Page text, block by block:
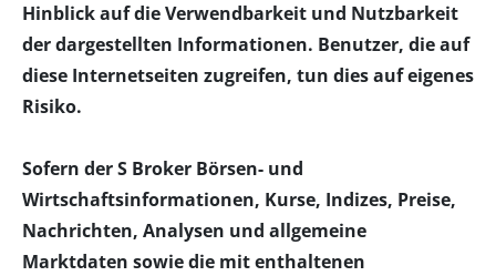
Hinblick auf die Verwendbarkeit und Nutzbarkeit
der dargestellten Informationen. Benutzer, die auf
diese Internetseiten zugreifen, tun dies auf eigenes
Risiko.
Sofern der S Broker Börsen- und
Wirtschaftsinformationen, Kurse, Indizes, Preise,
Nachrichten, Analysen und allgemeine
Marktdaten sowie die mit enthaltenen